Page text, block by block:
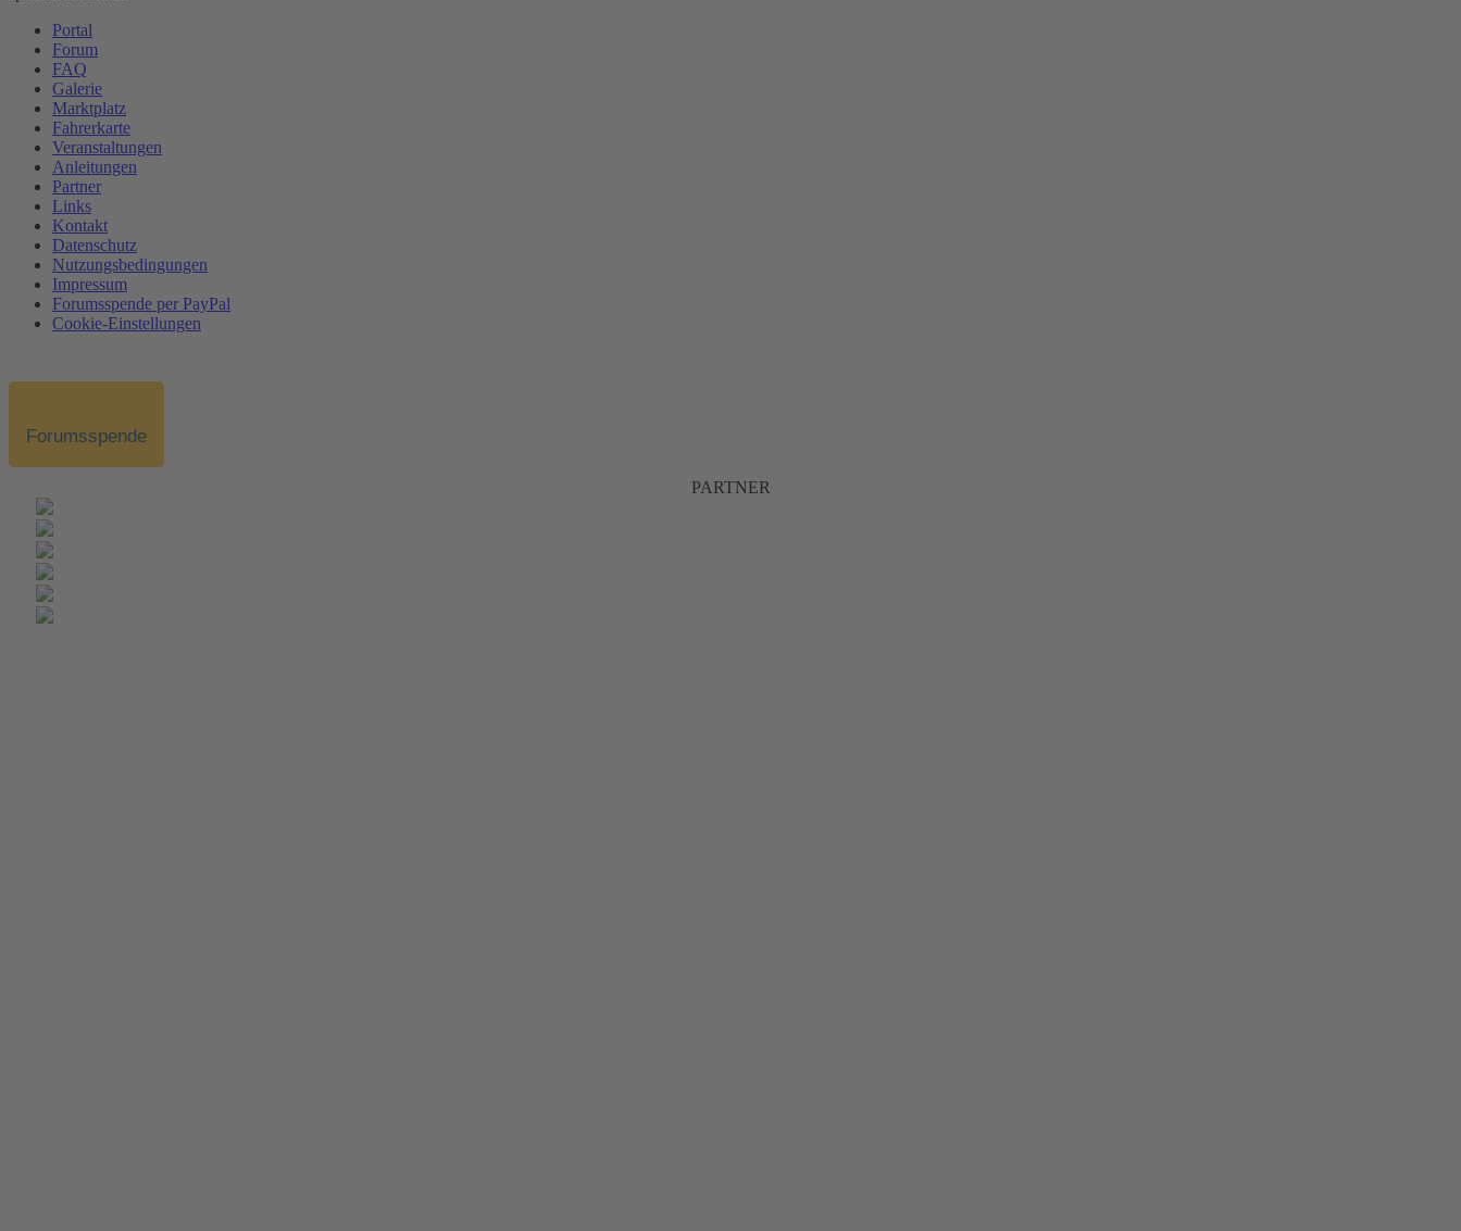
Portal
Forum
FAQ
Galerie
Marktplatz
Fahrerkarte
Veranstaltungen
Anleitungen
Partner
Links
Kontakt
Datenschutz
Nutzungsbedingungen
Impressum
Forumsspende per PayPal
Cookie-Einstellungen
Forumsspende
PARTNER